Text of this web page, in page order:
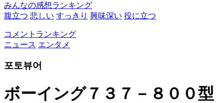
みんなの感想ランキング
腹立つ 悲しい すっきり 興味深い 役に立つ
コメントランキング
ニュース エンタメ
포토뷰어
ボーイング７３７－８００型